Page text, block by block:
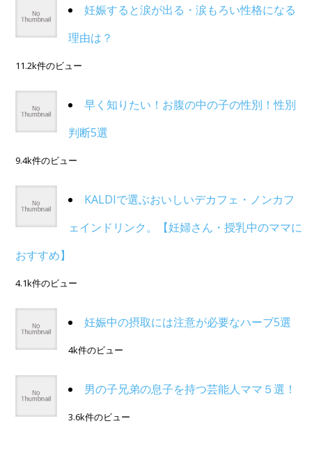
妊娠すると涙が出る・涙もろい性格になる
理由は？
11.2k件のビュー
早く知りたい！お腹の中の子の性別！性別
判断5選
9.4k件のビュー
KALDIで選ぶおいしいデカフェ・ノンカフ
ェインドリンク。【妊婦さん・授乳中のママに
おすすめ】
4.1k件のビュー
妊娠中の摂取には注意が必要なハーブ5選
4k件のビュー
男の子兄弟の息子を持つ芸能人ママ５選！
3.6k件のビュー